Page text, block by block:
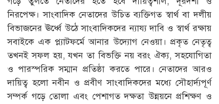
নিরপেক্ষ। সাংবাদিক নেতাদের উচিত ব্যক্তিগত স্বার্থ বা দলীয়
বিভাজনের ঊর্ধ্বে উঠে সাংবাদিকদের ন্যায্য দাবি ও স্বার্থ রক্ষায়
সবাইকে এক প্ল্যাটফর্মে আনার উদ্যোগ নেওয়া। প্রকৃত নেতৃত্ব
তখনই সফল হয়, যখন তা বিভক্তি নয় বরং ঐক্য, সহযোগিতা
ও পারস্পরিক সম্মান প্রতিষ্ঠা করতে পারে। নেতাদের আরও
দায়িত্ব হলো নবীন ও প্রবীণ সাংবাদিকদের মধ্যে সৌহার্দ্যপূর্ণ
সম্পর্ক গড়ে তোলা এবং পেশাগত দক্ষতা উন্নয়নে প্রশিক্ষণ ও